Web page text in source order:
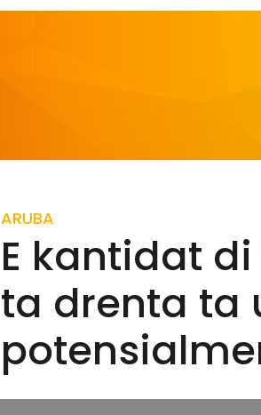
ARUBA
E kantidat
ta drenta ta